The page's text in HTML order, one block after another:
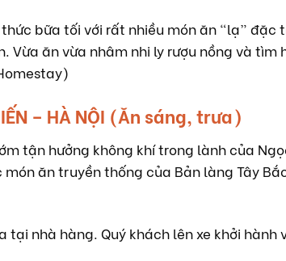
bữa tối với rất nhiều món ăn “lạ”
Vừa ăn vừa nhâm nhi ly rượu nồng và
– HÀ NỘI (Ăn sáng, trưa)
tận hưởng không khí trong lành của
ăn truyền thống của Bản làng Tây
tại nhà hàng. Quý khách lên xe khởi hành